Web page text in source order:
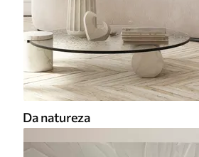
Da natureza